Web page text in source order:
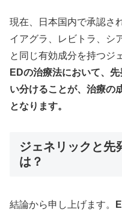
現在、日本国内で承認さ
イアグラ、レビトラ、シ
と同じ有効成分を持つジ
EDの治療法において、
い分けることが、治療の
となります。
ジェネリックと先
は？
結論から申し上げます。